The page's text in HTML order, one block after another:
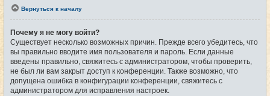
Вернуться к началу
Почему я не могу войти?
Существует несколько возможных причин. Прежде всего убедитесь, что
вы правильно вводите имя пользователя и пароль. Если данные
введены правильно, свяжитесь с администратором, чтобы проверить,
не был ли вам закрыт доступ к конференции. Также возможно, что
допущена ошибка в конфигурации конференции, свяжитесь с
администратором для исправления настроек.